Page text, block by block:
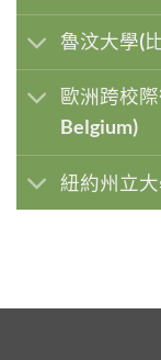
魯汶大學(
歐洲跨校
Belgium)
紐約州立